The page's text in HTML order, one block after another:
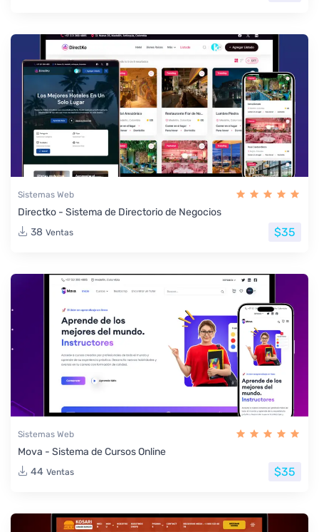
Sistemas Web
Directko - Sistema de Directorio de Negocios
38 Ventas $35
Sistemas Web
Mova - Sistema de Cursos Online
44 Ventas $35